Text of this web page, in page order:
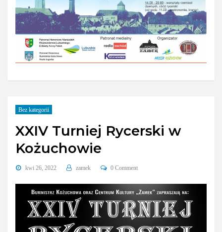
Bez kategorii
XXIV Turniej Rycerski w
Kożuchowie
kwi 26, 2022 zamek 0 Comment